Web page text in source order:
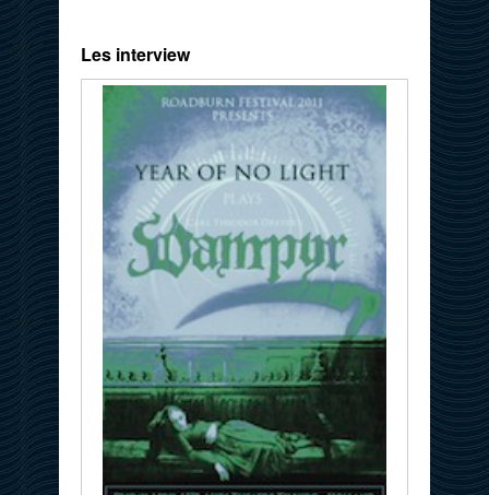
Les interview